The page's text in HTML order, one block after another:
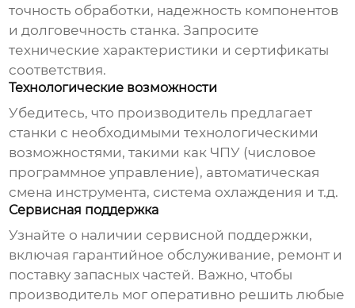
точность обработки, надежность компонентов
и долговечность станка. Запросите
технические характеристики и сертификаты
соответствия.
Технологические возможности
Убедитесь, что производитель предлагает
станки с необходимыми технологическими
возможностями, такими как ЧПУ (числовое
программное управление), автоматическая
смена инструмента, система охлаждения и т.д.
Сервисная поддержка
Узнайте о наличии сервисной поддержки,
включая гарантийное обслуживание, ремонт и
поставку запасных частей. Важно, чтобы
производитель мог оперативно решить любые